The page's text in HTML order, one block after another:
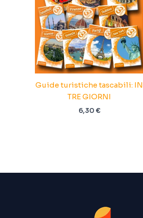
Guide turistiche tascabili: IN
TRE GIORNI
6,30 €